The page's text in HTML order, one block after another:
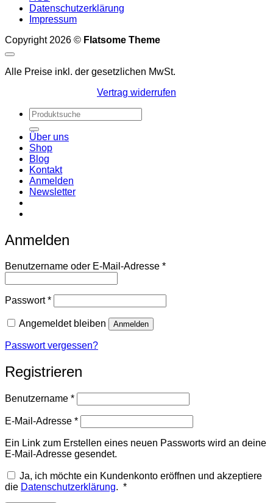
Datenschutzerklärung
Impressum
Copyright 2026 © Flatsome Theme
Alle Preise inkl. der gesetzlichen MwSt.
Vertrag widerrufen
Suchen
nach:
Über uns
Shop
Blog
Kontakt
Anmelden
Newsletter
Anmelden
Benutzername oder E-Mail-Adresse *Erforderlich
Passwort*Erforderlich
Angemeldet bleiben Anmelden
Passwort vergessen?
Registrieren
Benutzername *Erforderlich
E-Mail-Adresse *Erforderlich
Ein Link zum Erstellen eines neuen Passworts wird an deine
E-Mail-Adresse gesendet.
Ja, ich möchte ein Kundenkonto eröffnen und akzeptiere
die Datenschutzerklärung. *Erforderlich